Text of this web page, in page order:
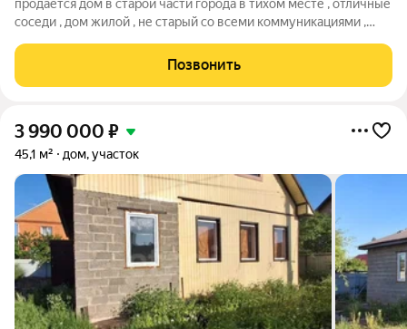
продается дом в старой части города в тихом месте , отличные
соседи , дом жилой , не старый со всеми коммуникациями ,
Позвонить
3 990 000 ₽
45,1 м² дом, участок